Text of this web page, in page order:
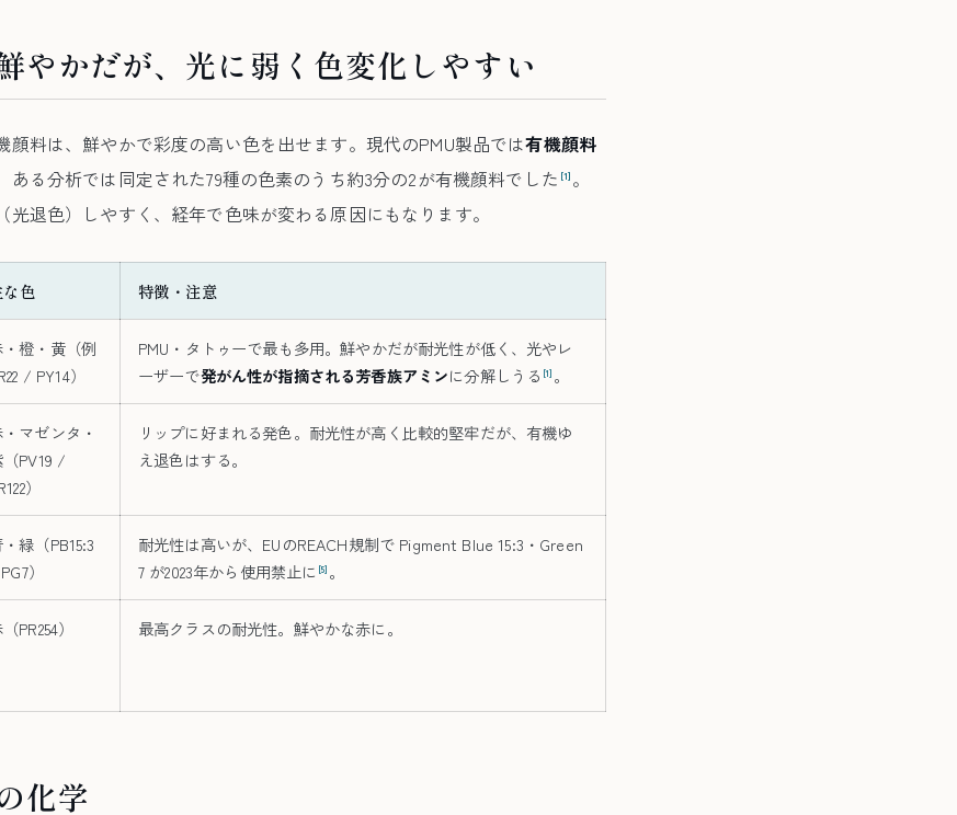
やかだが、光に弱く色変化しやすい
顔料は、鮮やかで彩度の高い色を出せます。現代のPMU製品では有機顔料
ある分析では同定された79種の色素のうち約3分の2が有機顔料でした [1] 。
光退色）しやすく、経年で色味が変わる原因にもなります。
な色 特徴・注意
・橙・黄（例
/ PY14）
PMU・タトゥーで最も多用。鮮やかだが耐光性が低く、光やレ
ーザーで発がん性が指摘される芳香族アミンに分解しうる [1] 。
マゼンタ・
（PV19 /
）
リップに好まれる発色。耐光性が高く比較的堅牢だが、有機ゆ
え退色はする。
緑（PB15:3
）
耐光性は高いが、EUのREACH規制で Pigment Blue 15:3・Green
7 が2023年から使用禁止に [5] 。
PR254） 最高クラスの耐光性。鮮やかな赤に。
化学